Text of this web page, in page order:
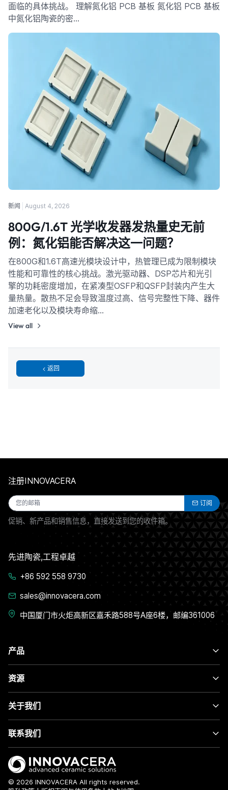
面临的具体挑战。 理解氮化铝 PCB 基板 氮化铝 PCB 基板
中氮化铝陶瓷的密…
新闻 August 4, 2026
800G/1.6T 光学收发器发热量史无前
例：氮化铝能否解决这一问题？
在800G和1.6T高速光模块设计中，热管理已成为限制模块
性能和可靠性的核心挑战。激光驱动器、DSP芯片和光引
擎的功耗密度增加，在紧凑型OSFP和QSFP封装内产生大
量热量。散热不足会导致温度过高、信号完整性下降、器件
加速老化以及模块寿命缩…
View all
返回
产品
资源
关于我们
联系我们
注册INNOVACERA
订阅
促销、新产品和销售信息，直接发送到您的收件箱。
先进陶瓷,工程卓越
+86 592 558 9730
sales@innovacera.com
中国厦门市火炬高新区嘉禾路588号A座6楼，邮编361006
© 2026 INNOVACERA All rights reserved.